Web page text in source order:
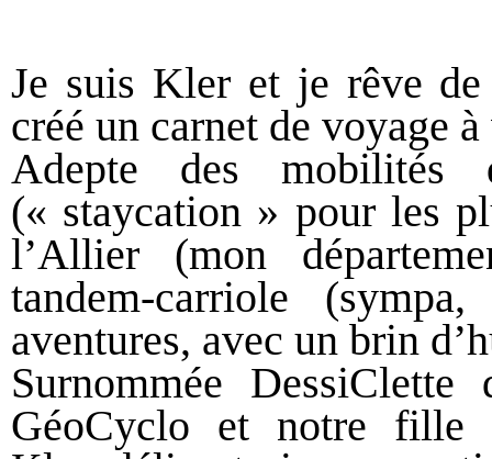
Je suis Kler et je rêve
créé un carnet de voyage
Adepte des
(« staycation » pour les
l’Allier (mon
tandem-carriole
aventures, avec un brin
Surnommée
GéoCyclo et notre fille